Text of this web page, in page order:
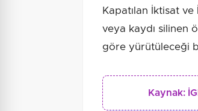
Kapatılan İktisat
veya kaydı silinen
göre yürütüleceği
Kaynak: